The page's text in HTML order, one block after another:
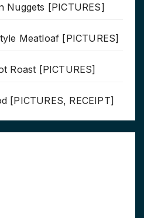
Nuggets [PICTURES]
Meatloaf [PICTURES]
Roast [PICTURES]
[PICTURES, RECEIPT]